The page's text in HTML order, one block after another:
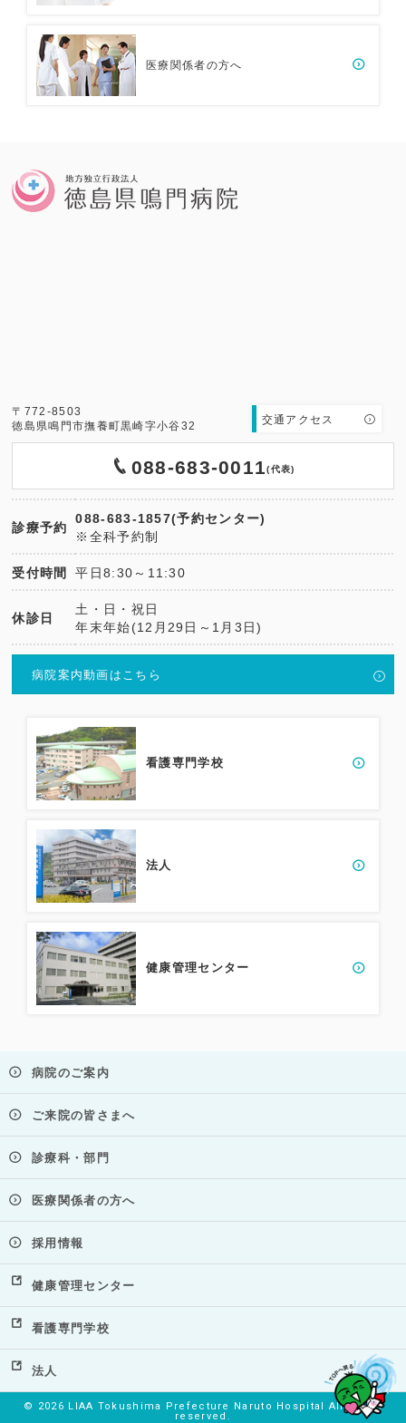
医療関係者の方へ
〒772-8503
徳島県鳴門市撫養町黒崎字小谷32
交通アクセス
088-683-0011(代表)
診療予約
088-683-1857(予約センター)
※全科予約制
受付時間 平日8:30～11:30
休診日
土・日・祝日
年末年始(12月29日～1月3日)
病院案内動画はこちら
看護専門学校
法人
健康管理センター
病院のご案内
ご来院の皆さまへ
診療科・部門
医療関係者の方へ
採用情報
健康管理センター
看護専門学校
法人
© 2026 LIAA Tokushima Prefecture Naruto Hospital All rights
reserved.